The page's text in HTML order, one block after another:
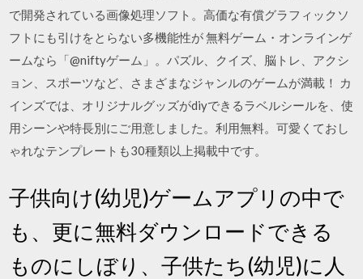
で開発されている画像処理ソフト。高価な有償グラフィックソ
フトにも引けをとらない多機能性が 無料ゲーム・オンラインゲ
ームなら「@niftyゲーム」。パズル、クイズ、脳トレ、アクシ
ョン、スポーツなど、さまざまなジャンルのゲームが満載！ カ
インズでは、オリジナルグッズがdiyできるラベルシールを、使
用シーンや特長別にご用意しました。利用無料。可愛くておし
ゃれなテンプレートも30種類以上掲載中です。
子供向け(幼児)ゲームアプリの中で
も、更に無料ダウンロードできる
ものにしぼり、子供たち(幼児)に人